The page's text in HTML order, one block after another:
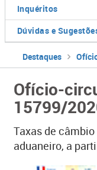
Inquéritos
Dúvidas e
Destaques
Ofício-
15799/
Taxas de
aduaneiro, a